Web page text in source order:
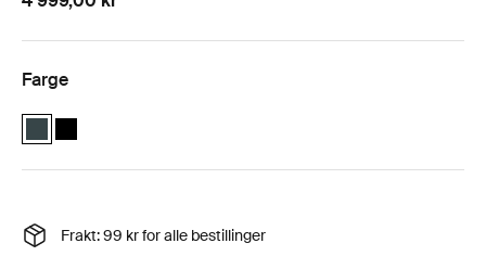
Farge
Thule Elm rear facing car seat Mørkeste blå (selected)
Thule Elm rear facing car seat Svart
Frakt: 99 kr for alle bestillinger